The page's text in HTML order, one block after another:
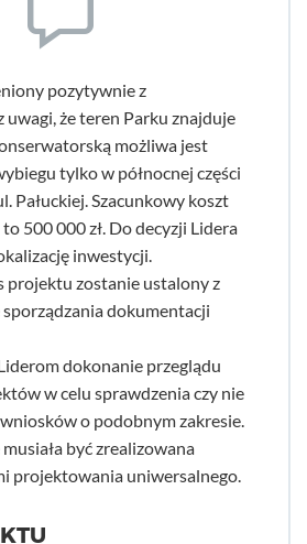
pozytywnie z
uwagi, że teren Parku znajduje
możliwa jest
tylko w północnej części
Pałuckiej. Szacunkowy koszt
500 000 zł. Do decyzji Lidera
inwestycji.
projektu zostanie ustalony z
dokumentacji
dokonanie przeglądu
w celu sprawdzenia czy nie
o podobnym zakresie.
być zrealizowana
projektowania uniwersalnego.